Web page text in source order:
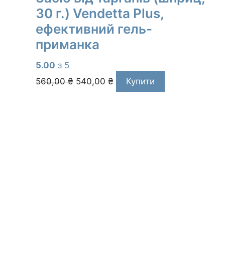
30 г.) Vendetta Plus,
ефективний гель-
приманка
5.00 з 5
560,00₴
Оригінальна
ціна:
540,00 ₴
Поточна
ціна:
Купити